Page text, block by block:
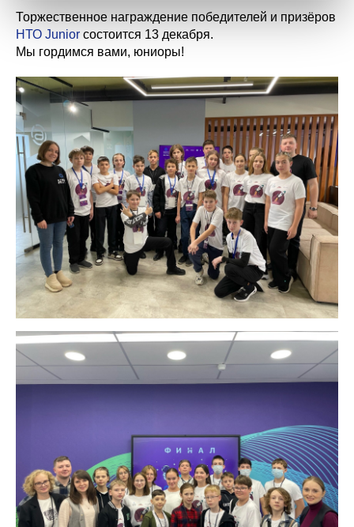
Торжественное награждение победителей и призёров
НТО Junior состоится 13 декабря.
Мы гордимся вами, юниоры!